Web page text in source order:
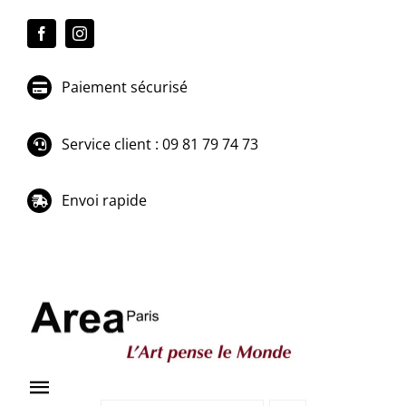
Paiement sécurisé
Service client : 09 81 79 74 73
Envoi rapide